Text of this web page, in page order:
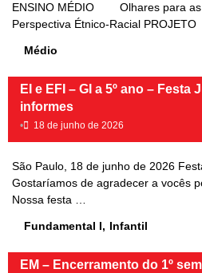
ENSINO MÉDIO Olhares para as
Perspectiva Étnico-Racial
Médio
EI e EFI – GI a 5º ano – Festa
informes
• 18 de junho de 2026
São Paulo, 18 de junho de 2026
Gostaríamos de agradecer a vocês
Nossa festa …
Fundamental I, Infantil
EM – Encerramento do 1º